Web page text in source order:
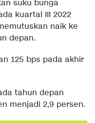
suku bunga
kuartal III 2022
naik ke
depan.
125 bps pada akhir
tahun depan
menjadi 2,9 persen.